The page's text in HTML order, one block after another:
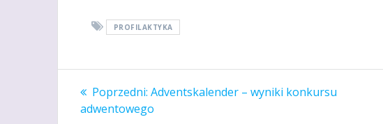
PROFILAKTYKA
Nawigacja
Poprzedni: Poprzedni
wpis:
Adventskalender – wyniki konkursu
adwentowego